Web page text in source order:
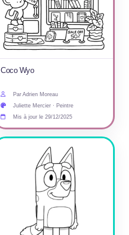
Coco Wyo
Par Adrien Moreau
Juliette Mercier · Peintre
Mis à jour le 29/12/2025